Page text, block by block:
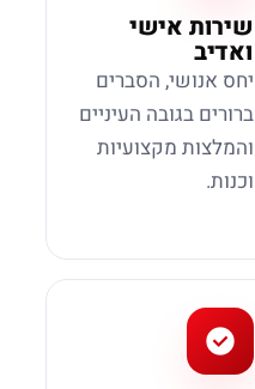
שירות אישי
ואדיב
יחס אנושי, הסברים
ברורים בגובה העיניים
והמלצות מקצועיות
וכנות.